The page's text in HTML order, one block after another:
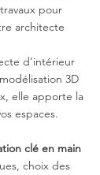
pour
architecte
d’intérieur
3D
elle apporte la
espaces.
clé en main
choix des